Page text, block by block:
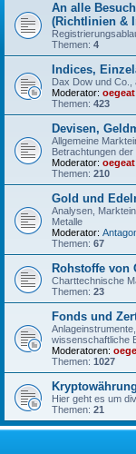
An alle
(Richtlinien &
Themen: 4
Indices,
Dax Dow und Co.,
Moderator: oegeat
Themen: 423
Devisen,
Allgemeine
Betrachtungen der
Moderator: oegeat
Themen: 210
Gold und
Analysen,
Metalle
Moderator:
Themen: 67
Rohstoffe von
Charttechnische
Themen: 23
Fonds und
wissenschaftliche
Moderatoren:
Themen: 1027
Hier geht es um
Themen: 21